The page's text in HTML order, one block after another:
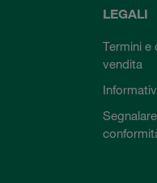
LEGALI
Termini e
vendita